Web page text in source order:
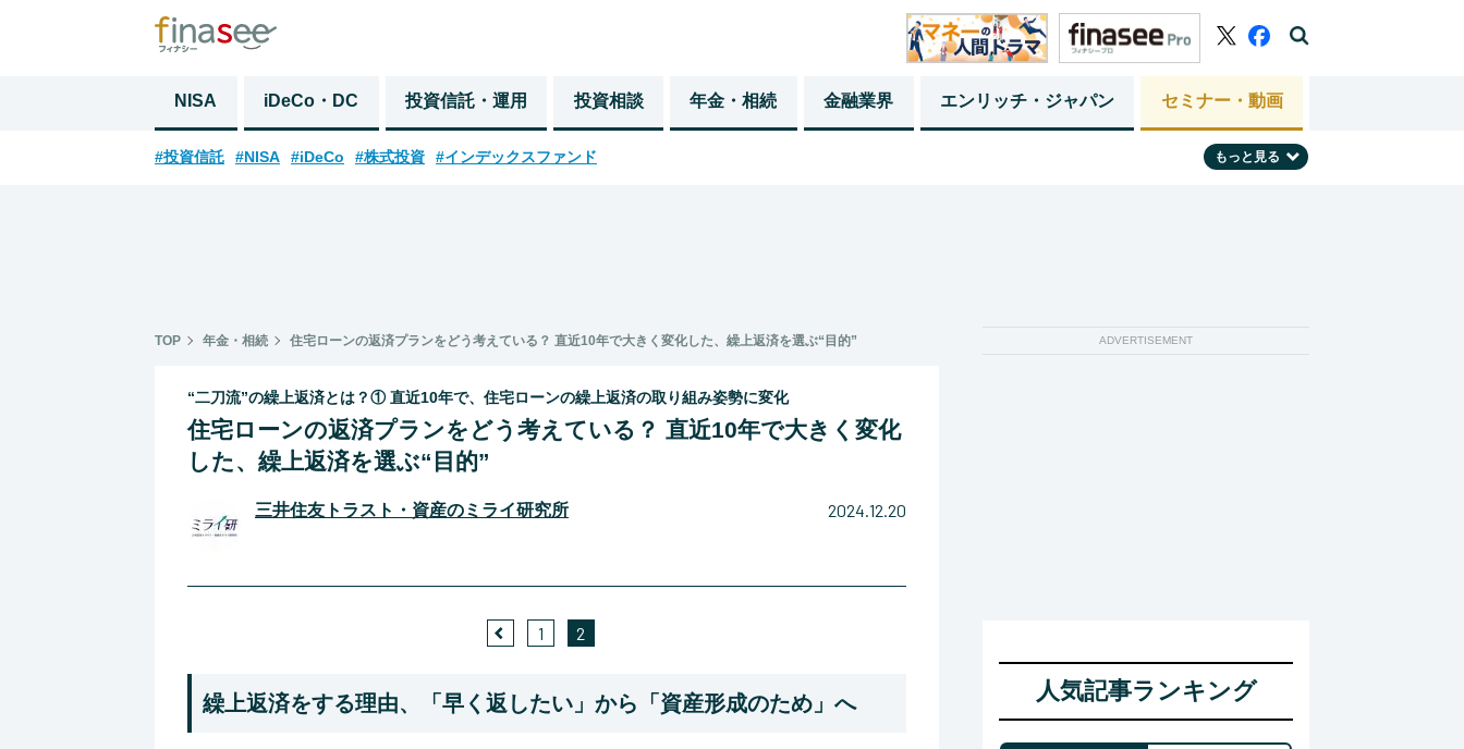
NISA iDeCo・DC 投資信託・運用 投資相談 年金・相続 金融業界 エンリッチ・ジャパン セミナー・動画
#投資信託 #NISA #iDeCo #株式投資 #インデックスファンド もっと見る
TOP 年金・相続 住宅ローンの返済プランをどう考えている？ 直近10年で大きく変化した、繰上返済を選ぶ“目的”
“二刀流”の繰上返済とは？① 直近10年で、住宅ローンの繰上返済の取り組み姿勢に変化
住宅ローンの返済プランをどう考えている？ 直近10年で大きく変化
した、繰上返済を選ぶ“目的”
三井住友トラスト・資産のミライ研究所 2024.12.20
1 2
繰上返済をする理由、「早く返したい」から「資産形成のため」へ
ADVERTISEMENT
人気記事ランキング